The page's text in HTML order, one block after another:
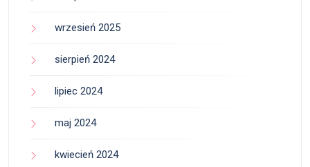
wrzesień 2025
sierpień 2024
lipiec 2024
maj 2024
kwiecień 2024